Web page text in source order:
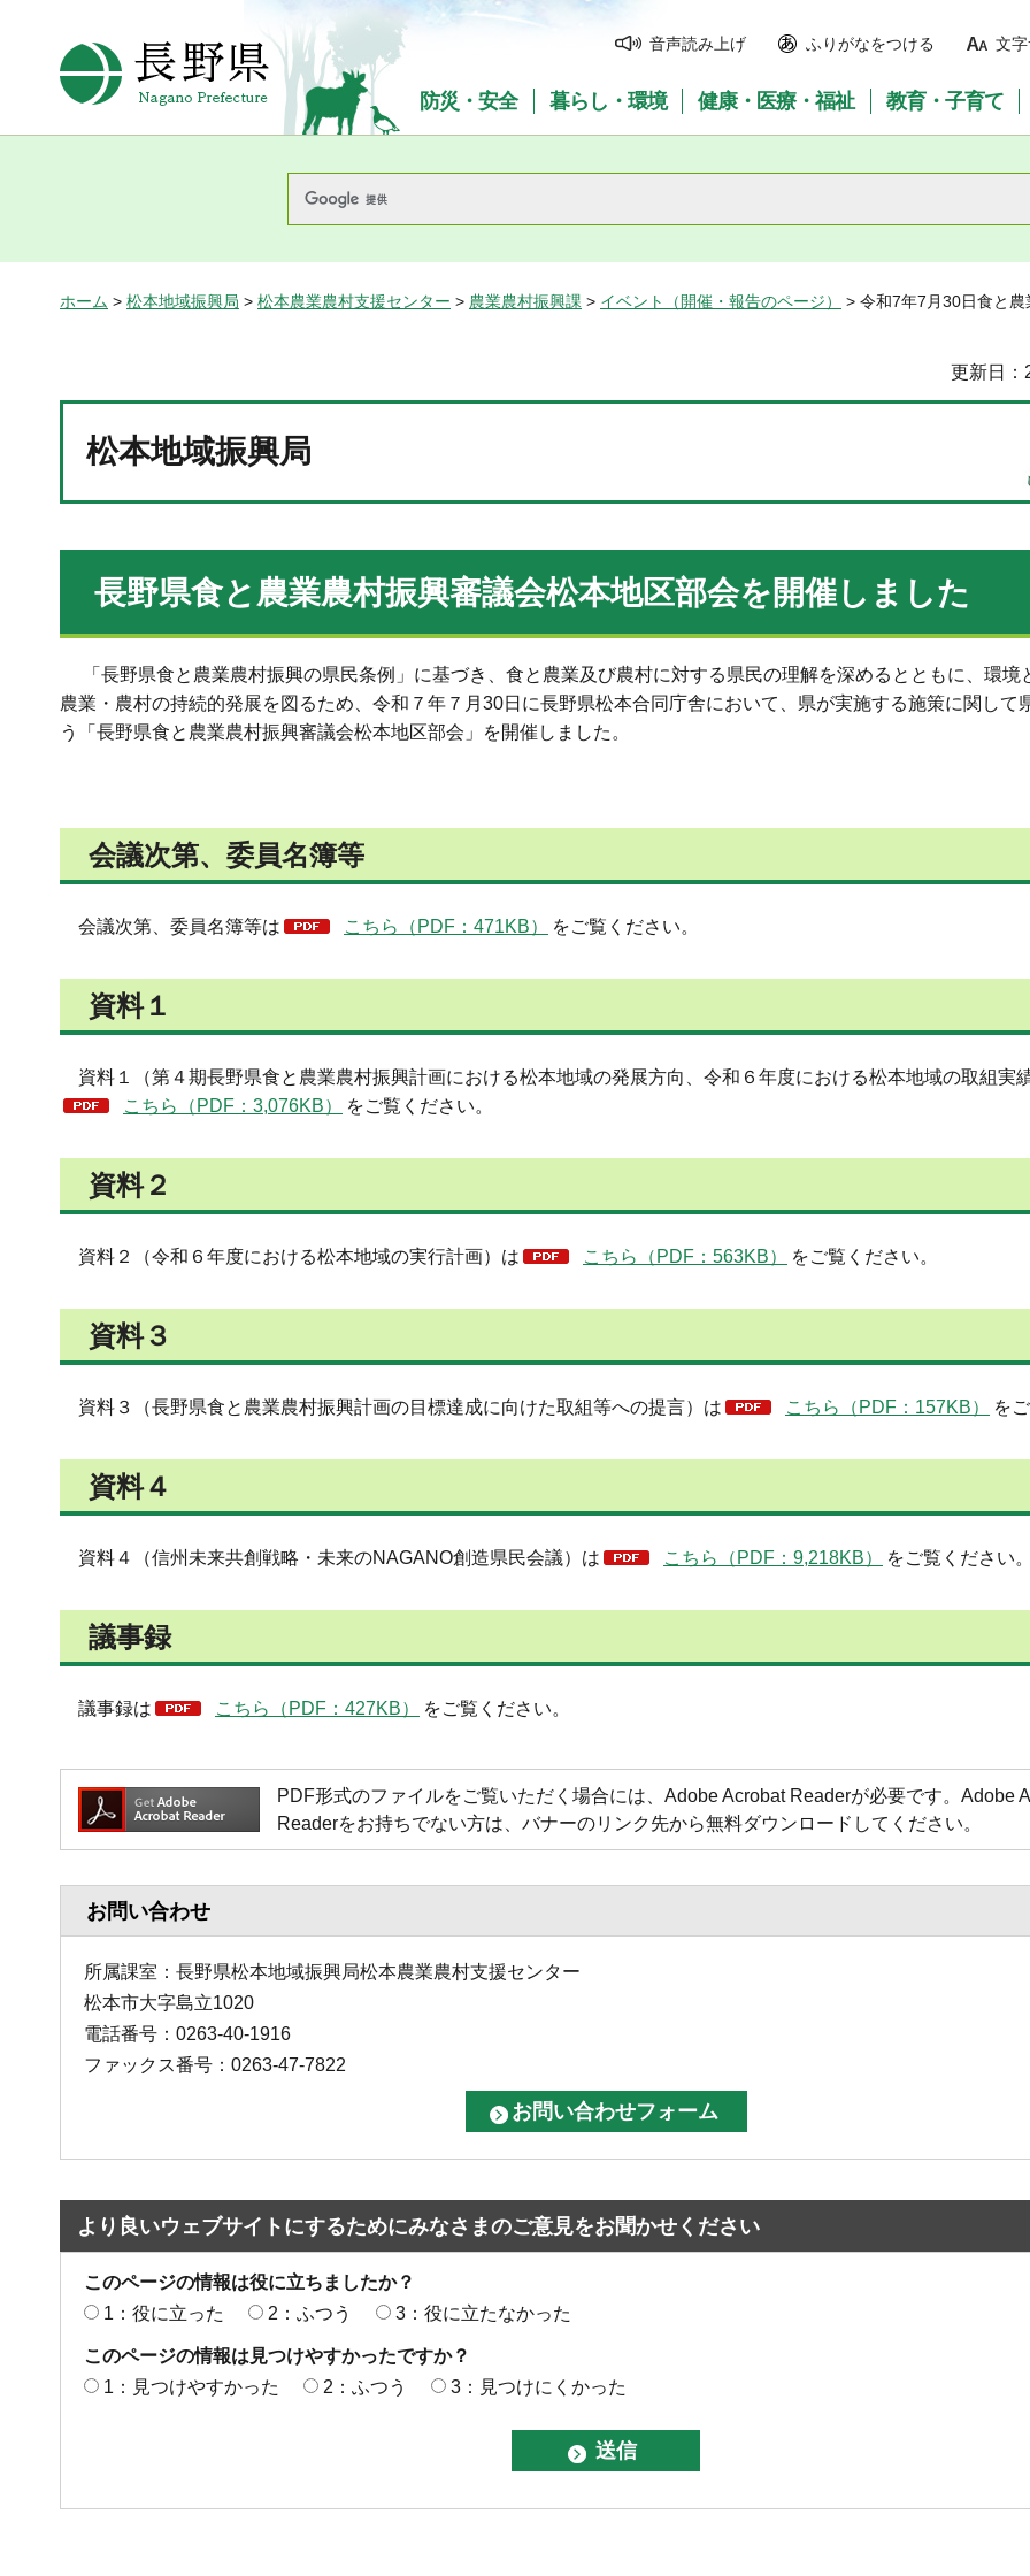
長野県Nagano Prefecture
音声読み上げ ふりがなをつける 文
防災・安全 暮らし・環境 健康・医療・福祉 教育・子育て
ホーム > 松本地域振興局 > 松本農業農村支援センター > 農業農村振興課 > イベント（開催・報告のページ） > 令和7年7月30日食と
更新日：
松本地域振興局
長野県食と農業農村振興審議会松本地区部会を開催しました
「長野県食と農業農村振興の県民条例」に基づき、食と農業及び農村に対する県民の理解を深めるとともに、環境
農業・農村の持続的発展を図るため、令和７年７月30日に長野県松本合同庁舎において、県が実施する施策に関して
う「長野県食と農業農村振興審議会松本地区部会」を開催しました。
会議次第、委員名簿等
会議次第、委員名簿等は こちら（PDF：471KB） をご覧ください。
資料１
資料１（第４期長野県食と農業農村振興計画における松本地域の発展方向、令和６年度における松本地域の取組実
こちら（PDF：3,076KB）
をご覧ください。
資料２
資料２（令和６年度における松本地域の実行計画）は こちら（PDF：563KB） をご覧ください。
資料３
資料３（長野県食と農業農村振興計画の目標達成に向けた取組等への提言）は こちら（PDF：157KB） を
資料４
資料４（信州未来共創戦略・未来のNAGANO創造県民会議）は こちら（PDF：9,218KB） をご覧ください。
議事録
議事録は こちら（PDF：427KB） をご覧ください。
PDF形式のファイルをご覧いただく場合には、Adobe Acrobat Readerが必要です。Adobe
Readerをお持ちでない方は、バナーのリンク先から無料ダウンロードしてください。
お問い合わせ
所属課室：長野県松本地域振興局松本農業農村支援センター
松本市大字島立1020
電話番号：0263-40-1916
ファックス番号：0263-47-7822
より良いウェブサイトにするためにみなさまのご意見をお聞かせください
このページの情報は役に立ちましたか？
1：役に立った
2：ふつう 3：役に立たなかった
このページの情報は見つけやすかったですか？
1：見つけやすかった
2：ふつう 3：見つけにくかった